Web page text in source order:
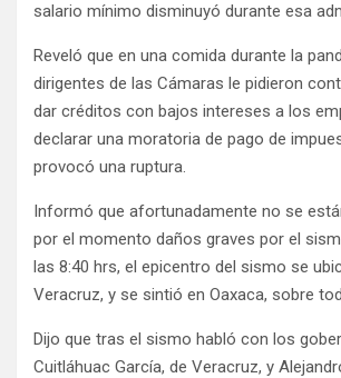
salario mínimo disminuyó durante esa
Reveló que en una comida durante la
dirigentes de las Cámaras le pidieron
dar créditos con bajos intereses a los
declarar una moratoria de pago de
provocó una ruptura.
Informó que afortunadamente no se
por el momento daños graves por el
las 8:40 hrs, el epicentro del sismo se
Veracruz, y se sintió en Oaxaca, sobre
Dijo que tras el sismo habló con los
Cuitláhuac García, de Veracruz, y